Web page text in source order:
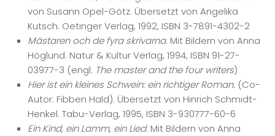
von Susann Opel-Götz. Übersetzt von Angelika
Kutsch. Oetinger Verlag, 1992, ISBN 3-7891-4302-2
Mästaren och de fyra skrivarna. Mit Bildern von Anna
Höglund. Natur & Kultur Verlag, 1994, ISBN 91-27-
03977-3 (engl: The master and the four writers)
Hier ist ein kleines Schwein: ein richtiger Roman. (Co-
Autor: Fibben Hald). Übersetzt von Hinrich Schmidt-
Henkel. Tabu-Verlag, 1995, ISBN 3-930777-60-6
Ein Kind, ein Lamm, ein Lied. Mit Bildern von Anna